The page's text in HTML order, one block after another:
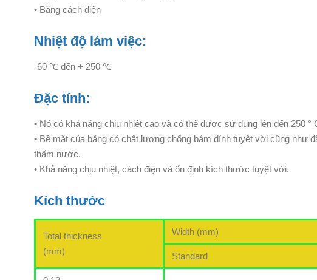
• Băng cách điện
Nhiệt độ lám việc:
-60 ℃ đến + 250 ℃
Đặc tính:
• Nó có khả năng chịu nhiệt cao và có thể được sử dụng lên đến 250 °
• Bề mặt của băng có chất lượng chống bám dính tuyệt vời cũng như
thấm nước.
• Khả năng chịu nhiệt, cách điện và ổn định kích thước tuyệt vời.
Kích thước
Total thickness
(mm)
Width (mm)
Standard